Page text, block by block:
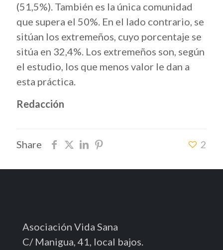
(51,5%). También es la única comunidad
que supera el 50%. En el lado contrario, se
sitúan los extremeños, cuyo porcentaje se
sitúa en 32,4%. Los extremeños son, según
el estudio, los que menos valor le dan a
esta práctica.
Redacción
Share 2
Asociación Vida Sana
C/ Manigua, 41, local bajos.